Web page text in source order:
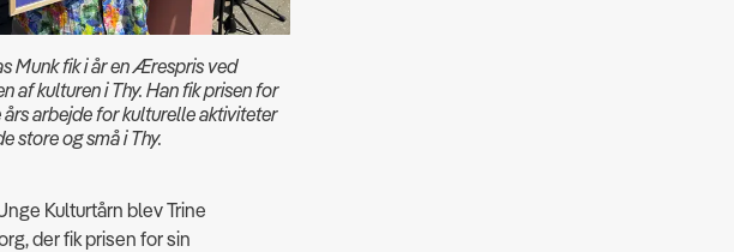
Munk fik i år en Ærespris ved
af kulturen i Thy. Han fik prisen for
års arbejde for kulturelle aktiviteter
store og små i Thy.
Kulturtårn blev Trine
der fik prisen for sin